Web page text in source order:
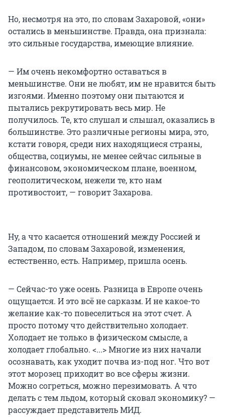
Но, несмотря на это, по словам Захаровой, «они»
остались в меньшинстве. Правда, она признала:
это сильные государства, имеющие влияние.
— Им очень некомфортно оставаться в
меньшинстве. Они не любят, им не нравится быть
изгоями. Именно поэтому они пытаются и
пытались рекрутировать весь мир. Не
получилось. Те, кто слушал и слышал, оказались в
большинстве. Это различные регионы мира, это,
кстати говоря, среди них находящиеся страны,
общества, социумы, не менее сейчас сильные в
финансовом, экономическом плане, военном,
геополитическом, нежели те, кто нам
противостоит, — говорит Захарова.
Ну, а что касается отношений между Россией и
Западом, по словам Захаровой, изменения,
естественно, есть. Например, пришла осень.
— Сейчас-то уже осень. Разница в Европе очень
ощущается. И это всё не сарказм. И не какое-то
желание как-то повеселиться на этот счет. А
просто потому что действительно холодает.
Холодает не только в физическом смысле, а
холодает глобально. <...> Многие из них начали
осознавать, как уходит почва из-под ног. Что вот
этот морозец приходит во все сферы жизни.
Можно согреться, можно перезимовать. А что
делать с тем льдом, который сковал экономику? —
рассуждает представитель МИД.